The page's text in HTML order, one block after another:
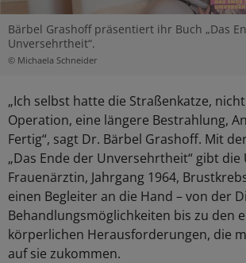
Bärbel Grashoff präsentiert ihr Buch „Das
Unversehrtheit“.
© Michaela Schneider
„Ich selbst hatte die Straßenkatze,
Operation, eine längere Bestrahlung,
Fertig“, sagt Dr. Bärbel Grashoff. Mit
„Das Ende der Unversehrtheit“ gibt die
Frauenärztin, Jahrgang 1964,
einen Begleiter an die Hand – von der
Behandlungsmöglichkeiten bis zu den
körperlichen Herausforderungen, die
auf sie zukommen.